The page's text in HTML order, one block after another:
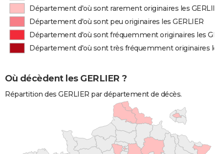
Département d'où sont rarement originaires les
Département d'où sont peu originaires les GERLIER
Département d'où sont fréquemment originaires les
Département d'où sont très fréquemment originaires
Où décèdent les GERLIER ?
Répartition des GERLIER par département de décès.